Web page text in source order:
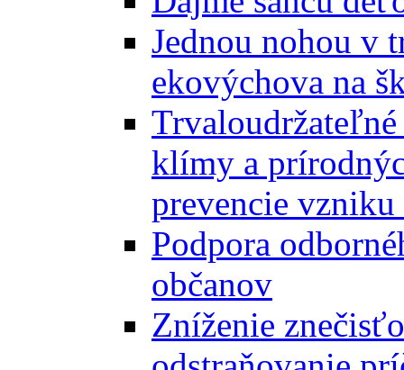
Jednou nohou v
ekovýchova na
klímy a
prevencie vzniku
Podpora
občanov
Zníženie